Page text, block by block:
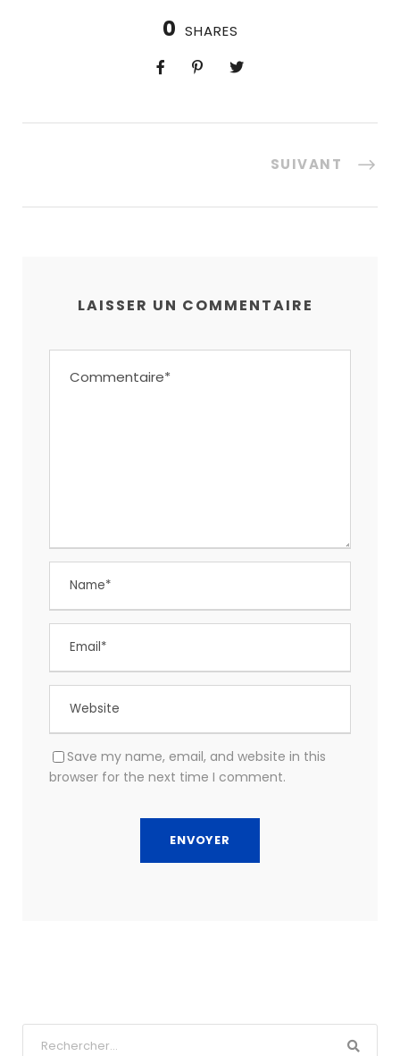
0 SHARES
SUIVANT
LAISSER UN COMMENTAIRE
Save my name, email, and website in this
browser for the next time I comment.